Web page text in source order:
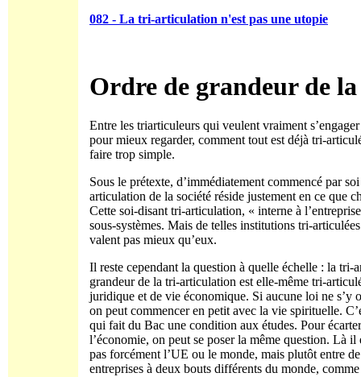
082 - La tri-articulation n'est pas une utopie
Ordre de grandeur de
Entre les triarticuleurs qui veulent vraiment
pour mieux regarder, comment tout est déjà tri-
faire trop simple.
Sous le prétexte, d’immédiatement commencé par
articulation de la société réside justement en ce que
Cette soi-disant tri-articulation, « interne à
sous-systèmes. Mais de telles institutions tri-
valent pas mieux qu’eux.
Il reste cependant la question à quelle échelle : la
grandeur de la tri-articulation est elle-même tri-
juridique et de vie économique. Si aucune loi ne s’y
on peut commencer en petit avec la vie spirituelle.
qui fait du Bac une condition aux études. Pour
l’économie, on peut se poser la même question. Là
pas forcément l’UE ou le monde, mais plutôt entre
entreprises à deux bouts différents du monde,